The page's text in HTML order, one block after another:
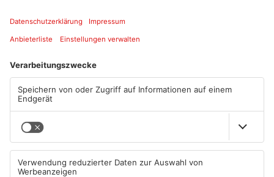
Artikel teilen